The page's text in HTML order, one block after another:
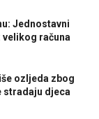
Jednostavni
velikog računa
ozljeda zbog
stradaju djeca